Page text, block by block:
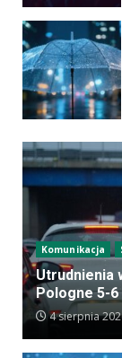
Komunikacja
Utrudnienia
Pologne 5-
4 sierpnia